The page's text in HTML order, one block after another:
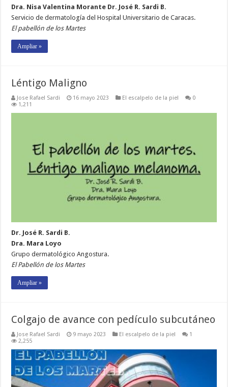
Dra. Nisa Valentina Morante Dr. José R. Sardi B.
Servicio de dermatología del Hospital Universitario de Caracas.
El pabellón de los Martes
Ampliar »
Léntigo Maligno
Jose Rafael Sardi 16 mayo 2023 El escalpelo de la piel
0
1,211
Dr. José R. Sardi B.
Dra. Mara Loyo
Grupo dermatológico Angostura.
El Pabellón de los Martes
Ampliar »
Colgajo de avance con pedículo subcutáneo
Jose Rafael Sardi 9 mayo 2023 El escalpelo de la piel
1
2,255